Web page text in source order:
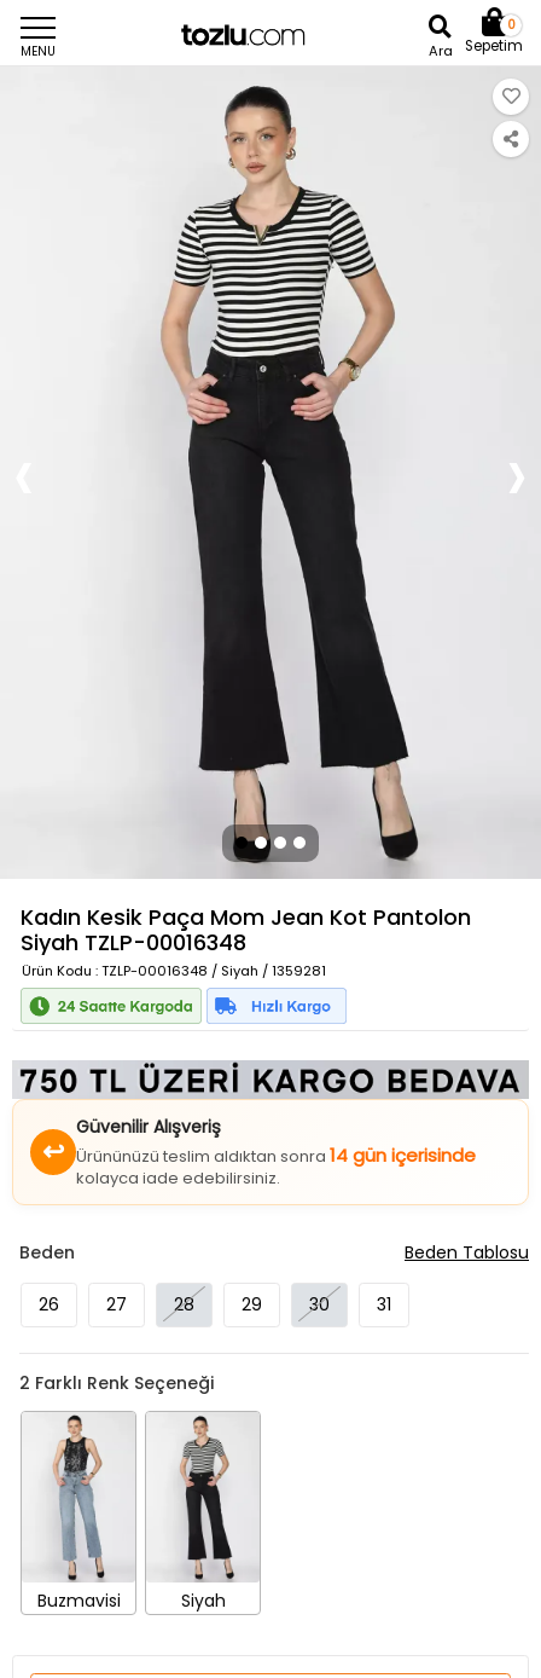
MENU Ara
0
Sepetim
Kadın Kesik Paça Mom Jean Kot Pantolon
Siyah TZLP-00016348
Ürün Kodu : TZLP-00016348 / Siyah / 1359281
↩
Güvenilir Alışveriş
Ürününüzü teslim aldıktan sonra 14 gün içerisinde
kolayca iade edebilirsiniz.
Beden
26 27 28 29 30 31
Beden Tablosu
2 Farklı Renk Seçeneği
Buzmavisi Siyah